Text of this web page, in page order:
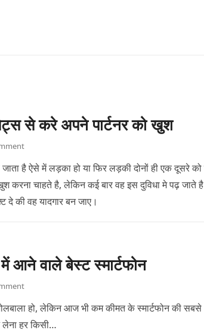
से करे अपने पार्टनर को खुश
है ऐसे में लड़का हो या फिर लड़की दोनों ही एक दूसरे
करना चाहते है, लेकिन कई बार वह इस दुविधा मे पढ़ जाते
दे की वह यादगार बन जाए।
आने वाले बेस्ट स्मार्टफोन
हो, लेकिन आज भी कम कीमत के स्मार्टफोन की सबसे
लेना हर किसी…